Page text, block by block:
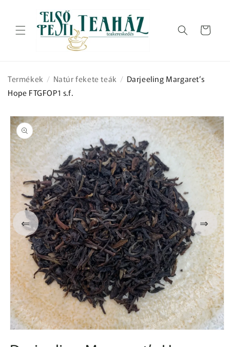
tartalomhoz
Kosár
Termékek / Natúr fekete teák / Darjeeling Margaret’s
Hope FTGFOP1 s.f.
⇐
Kihagyás, és
ugrás a
termékadatokra
⇒